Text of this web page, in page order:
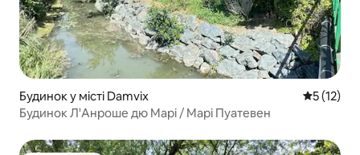
Будинок у місті Damvix Середня
5 (12)
Будинок Л'Анроше дю Марі / Марі Пуатевен